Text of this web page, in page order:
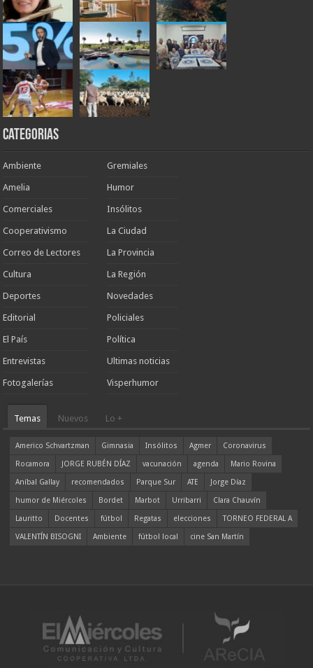
Categorias
Ambiente
Amelia
Comerciales
Cooperativismo
Correo de Lectores
Cultura
Deportes
Editorial
El País
Entrevistas
Fotogalerías
Gremiales
Humor
Insólitos
La Ciudad
La Provincia
La Región
Novedades
Policiales
Política
Ultimas noticias
Visperhumor
Temas Nuevos Lo +
Americo Schvartzman Gimnasia Insólitos Agmer
Coronavirus
Rocamora
JORGE RUBÉN DÍAZ vacunación agenda
Mario Rovina
Aníbal Gallay
recomendados Parque Sur ATE
Jorge Díaz
humor de Miércoles
Bordet Marbot Urribarri
Clara Chauvín
Lauritto
Docentes fútbol Regatas elecciones
TORNEO FEDERAL A
VALENTÍN BISOGNI
Ambiente fútbol local cine San Martín